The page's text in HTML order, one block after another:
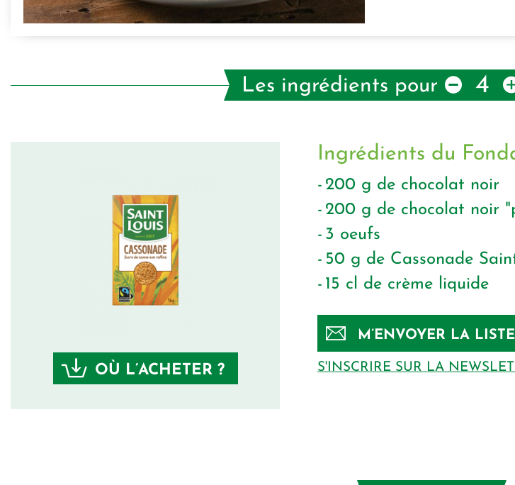
Les ingrédients pour 4
OÙ L’ACHETER ?
Ingrédients du
200 g de chocolat noir
200 g de chocolat noir
3 oeufs
50 g de Cassonade
15 cl de crème liquide
M’ENVOYER LA
S'INSCRIRE SUR LA